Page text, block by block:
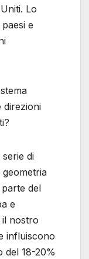
Lo
e
direzioni
di
del
e
il nostro
influiscono
del 18-20%